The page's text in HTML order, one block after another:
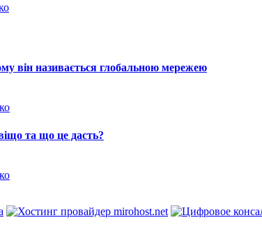
він називається глобальною мережею
та що це даcть?